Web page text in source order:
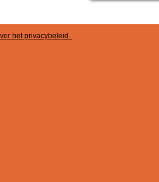
hetprivacybeleid .